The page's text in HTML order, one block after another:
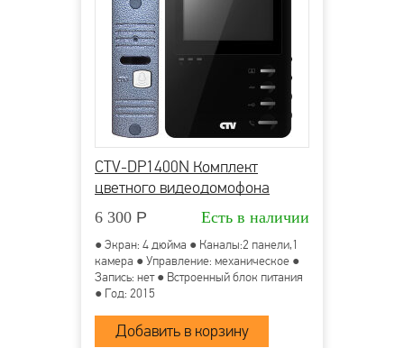
CTV-DP1400N Комплект
цветного видеодомофона
6 300 Р Есть в наличии
● Экран: 4 дюйма ● Каналы:2 панели,1
камера ● Управление: механическое ●
Запись: нет ● Встроенный блок питания
● Год: 2015